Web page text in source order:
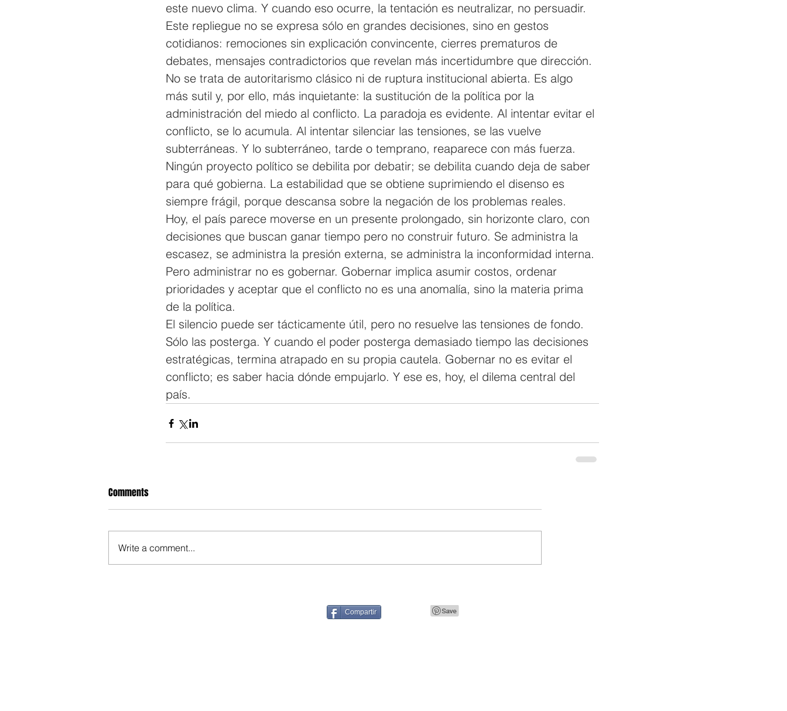
este nuevo clima. Y cuando eso ocurre, la tentación es neutralizar, no persuadir.
Este repliegue no se expresa sólo en grandes decisiones, sino en gestos
cotidianos: remociones sin explicación convincente, cierres prematuros de
debates, mensajes contradictorios que revelan más incertidumbre que dirección.
No se trata de autoritarismo clásico ni de ruptura institucional abierta. Es algo
más sutil y, por ello, más inquietante: la sustitución de la política por la
administración del miedo al conflicto. La paradoja es evidente. Al intentar evitar el
conflicto, se lo acumula. Al intentar silenciar las tensiones, se las vuelve
subterráneas. Y lo subterráneo, tarde o temprano, reaparece con más fuerza.
Ningún proyecto político se debilita por debatir; se debilita cuando deja de saber
para qué gobierna. La estabilidad que se obtiene suprimiendo el disenso es
siempre frágil, porque descansa sobre la negación de los problemas reales.
Hoy, el país parece moverse en un presente prolongado, sin horizonte claro, con
decisiones que buscan ganar tiempo pero no construir futuro. Se administra la
escasez, se administra la presión externa, se administra la inconformidad interna.
Pero administrar no es gobernar. Gobernar implica asumir costos, ordenar
prioridades y aceptar que el conflicto no es una anomalía, sino la materia prima
de la política.
El silencio puede ser tácticamente útil, pero no resuelve las tensiones de fondo.
Sólo las posterga. Y cuando el poder posterga demasiado tiempo las decisiones
estratégicas, termina atrapado en su propia cautela. Gobernar no es evitar el
conflicto; es saber hacia dónde empujarlo. Y ese es, hoy, el dilema central del
país.
Comments
Write a comment...
Compartir